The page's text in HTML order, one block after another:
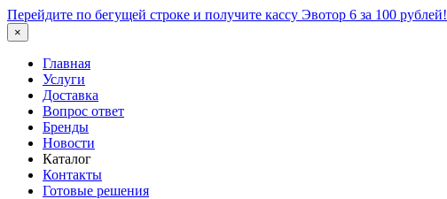
Перейдите по бегущей строке и получите кассу Эвотор 6 за 100 рублей!
×
Главная
Услуги
Доставка
Вопрос ответ
Бренды
Новости
Каталог
Контакты
Готовые решения